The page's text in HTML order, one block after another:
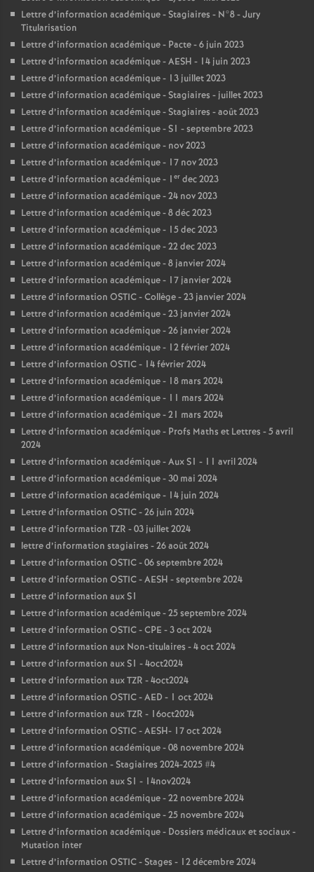
Lettre d’information académique - Stagiaires - N°8 - Jury
Titularisation
Lettre d’information académique - Pacte - 6 juin 2023
Lettre d’information académique - AESH - 14 juin 2023
Lettre d’information académique - 13 juillet 2023
Lettre d’information académique - Stagiaires - juillet 2023
Lettre d’information académique - Stagiaires - août 2023
Lettre d’information académique - S1 - septembre 2023
Lettre d’information académique - nov 2023
Lettre d’information académique - 17 nov 2023
Lettre d’information académique - 1 er dec 2023
Lettre d’information académique - 24 nov 2023
Lettre d’information académique - 8 déc 2023
Lettre d’information académique - 15 dec 2023
Lettre d’information académique - 22 dec 2023
Lettre d’information académique - 8 janvier 2024
Lettre d’information académique - 17 janvier 2024
Lettre d’information OSTIC - Collège - 23 janvier 2024
Lettre d’information académique - 23 janvier 2024
Lettre d’information académique - 26 janvier 2024
Lettre d’information académique - 12 février 2024
Lettre d’information OSTIC - 14 février 2024
Lettre d’information académique - 18 mars 2024
Lettre d’information académique - 11 mars 2024
Lettre d’information académique - 21 mars 2024
Lettre d’information académique - Profs Maths et Lettres - 5 avril
2024
Lettre d’information académique - Aux S1 - 11 avril 2024
Lettre d’information académique - 30 mai 2024
Lettre d’information académique - 14 juin 2024
Lettre d’information OSTIC - 26 juin 2024
Lettre d’information TZR - 03 juillet 2024
lettre d’information stagiaires - 26 août 2024
Lettre d’information OSTIC - 06 septembre 2024
Lettre d’information OSTIC - AESH - septembre 2024
Lettre d’information aux S1
Lettre d’information académique - 25 septembre 2024
Lettre d’information OSTIC - CPE - 3 oct 2024
Lettre d’information aux Non-titulaires - 4 oct 2024
Lettre d’information aux S1 - 4oct2024
Lettre d’information aux TZR - 4oct2024
Lettre d’information OSTIC - AED - 1 oct 2024
Lettre d’information aux TZR - 16oct2024
Lettre d’information OSTIC - AESH- 17 oct 2024
Lettre d’information académique - 08 novembre 2024
Lettre d’information - Stagiaires 2024-2025 #4
Lettre d’information aux S1 - 14nov2024
Lettre d’information académique - 22 novembre 2024
Lettre d’information académique - 25 novembre 2024
Lettre d’information académique - Dossiers médicaux et sociaux -
Mutation inter
Lettre d’information OSTIC - Stages - 12 décembre 2024